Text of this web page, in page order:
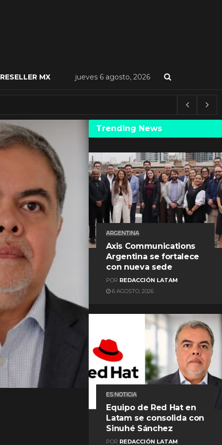
RESELLER MX jueves 6 agosto, 2026
Trending News
ARGENTINA
Axis Communications
Argentina se fortalece
con nueva sede
POR REDACCIÓN LATAM
6 AGOSTO, 2026
ES NOTICIA
Equipo de Red Hat en
Latam se consolida con
Sinuhé Sánchez
POR REDACCIÓN LATAM